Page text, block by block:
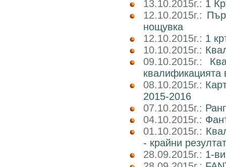
13.10.2015г.: 1
12.10.2015г.:
нощувка
12.10.2015г.: 1
10.10.2015г.:
09.10.2015г.:
квалификацията
08.10.2015г.:
2015-2016
07.10.2015г.:
04.10.2015г.:
01.10.2015г.:
- крайни
28.09.2015г.: 1-